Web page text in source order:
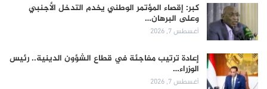
كبر: إقصاء المؤتمر الوطني يخدم التدخل الأجنبي
وعلى البرهان…
أغسطس 7, 2026
إعادة ترتيب مفاجئة في قطاع الشؤون الدينية.. رئيس
الوزراء…
أغسطس 7, 2026